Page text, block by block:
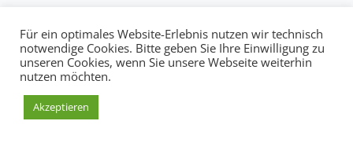
Copyright © 2026 kulturkalender-filder.de | Powered by kulturkalender-
Für ein optimales Website-Erlebnis nutzen wir technisch
notwendige Cookies. Bitte geben Sie Ihre Einwilligung zu
unseren Cookies, wenn Sie unsere Webseite weiterhin
nutzen möchten.
Akzeptieren